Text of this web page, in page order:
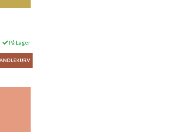
På Lager